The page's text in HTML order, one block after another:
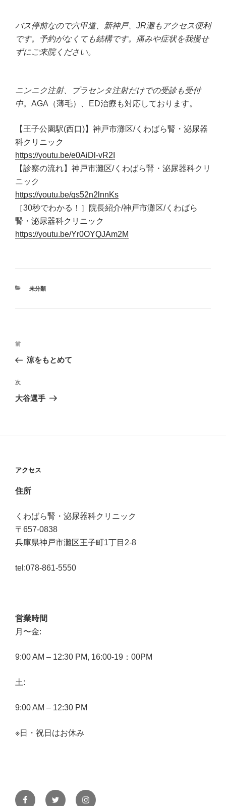
バス停前なので六甲道、新神戸、JR灘もアクセス便利
です。予約がなくても結構です。痛みや症状を我慢せ
ずにご来院ください。
ニンニク注射、プラセンタ注射だけでの受診も受付
中。 AGA（薄毛）、ED治療も対応しております。
【王子公園駅(西口)】神戸市灘区/くわばら腎・泌尿器
科クリニック
https://youtu.be/e0AiDl-vR2I
【診察の流れ】神戸市灘区/くわばら腎・泌尿器科クリ
ニック
https://youtu.be/qs52n2lnnKs
［30秒でわかる！］院長紹介/神戸市灘区/くわばら
腎・泌尿器科クリニック
https://youtu.be/Yr0OYQJAm2M
カ
未分類
投
稿
ナ
シ
ョ
ン
前
の
稿
前
涼をもとめて
次
の
次
大谷選手
アクセス
住所
くわばら腎・泌尿器科クリニック
〒657-0838
兵庫県神戸市灘区王子町1丁目2-8
tel:078-861-5550
営業時間
月〜金:
9:00 AM – 12:30 PM, 16:00-19：00PM
土:
9:00 AM – 12:30 PM
※日・祝日はお休み
FacebookTwitter Instagram